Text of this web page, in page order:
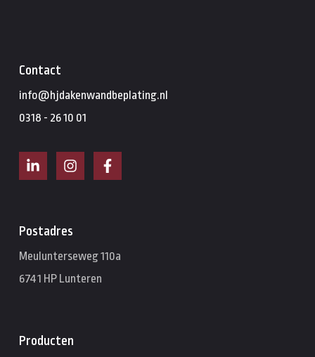
Contact
info@hjdakenwandbeplating.nl
0318 - 26 10 01
Postadres
Meulunterseweg 110a
6741 HP Lunteren
Producten